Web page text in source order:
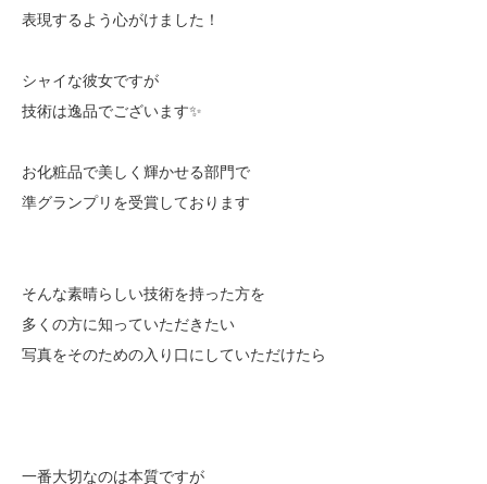
表現するよう心がけました！
シャイな彼女ですが
技術は逸品でございます✨
お化粧品で美しく輝かせる部門で
準グランプリを受賞しております
そんな素晴らしい技術を持った方を
多くの方に知っていただきたい
写真をそのための入り口にしていただけたら
一番大切なのは本質ですが